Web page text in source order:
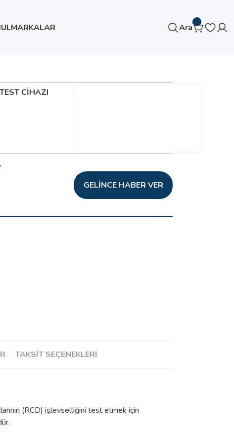
MARKALAR Ara
CİHAZI
GELINCE HABER VER
TAKSIT SEÇENEKLERI
(RCD) işlevselliğini test etmek için